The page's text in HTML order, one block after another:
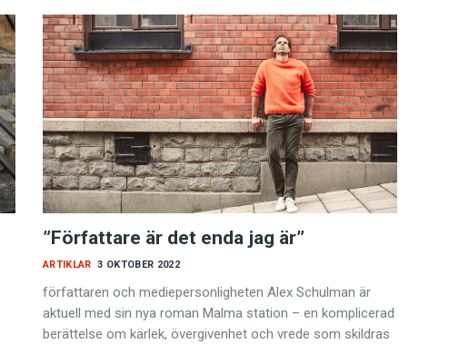
”Författare är det enda jag är”
3 OKTOBER 2022
ARTIKLAR
författaren och mediepersonligheten Alex Schulman är
aktuell med sin nya roman Malma station – en komplicerad
berättelse om kärlek, övergivenhet och vrede som skildras